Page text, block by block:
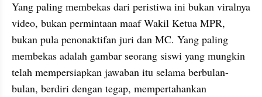
Yang paling membekas dari peristiwa ini bukan viralnya
video, bukan permintaan maaf Wakil Ketua MPR,
bukan pula penonaktifan juri dan MC. Yang paling
membekas adalah gambar seorang siswi yang mungkin
telah mempersiapkan jawaban itu selama berbulan-
bulan, berdiri dengan tegap, mempertahankan